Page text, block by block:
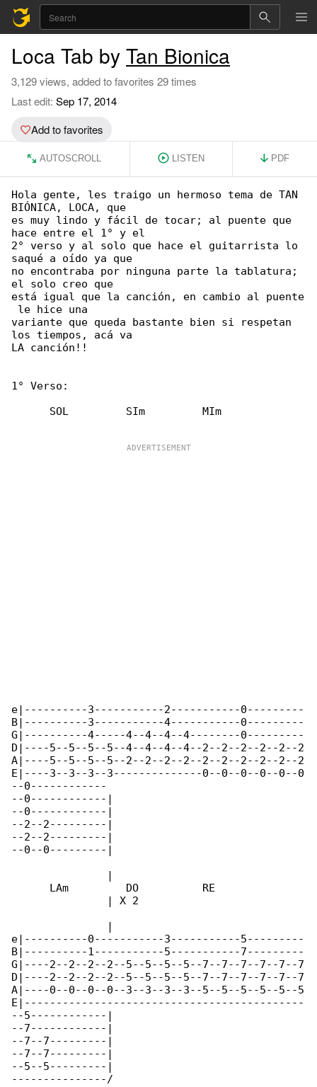
Loca Tab by Tan Bionica
3,129 views, added to favorites 29 times
Last edit: Sep 17, 2014
Add to favorites
AUTOSCROLL LISTEN PDF
Hola gente, les traigo un hermoso tema de TAN
BIÓNICA, LOCA, que
es muy lindo y fácil de tocar; al puente que
hace entre el 1° y el
2° verso y al solo que hace el guitarrista lo
saqué a oído ya que
no encontraba por ninguna parte la tablatura;
el solo creo que
está igual que la canción, en cambio al puente
le hice una
variante que queda bastante bien si respetan
los tiempos, acá va
LA canción!!
1° Verso:
      SOL         SIm         MIm
e|----------3-----------2-----------0---------
B|----------3-----------4-----------0---------
G|----------4-----4--4--4--4--------0---------
D|----5--5--5--5--4--4--4--4--2--2--2--2--2--2
A|----5--5--5--5--2--2--2--2--2--2--2--2--2--2
E|----3--3--3--3--------------0--0--0--0--0--0
--0------------
--0------------|
--0------------|
--2--2---------|
--2--2---------|
--0--0---------|
               |
      LAm         DO          RE
               | X 2
               |
e|----------0-----------3-----------5---------
B|----------1-----------5-----------7---------
G|----2--2--2--2--5--5--5--5--7--7--7--7--7--7
D|----2--2--2--2--5--5--5--5--7--7--7--7--7--7
A|----0--0--0--0--3--3--3--3--5--5--5--5--5--5
E|--------------------------------------------
--5------------|
--7------------|
--7--7---------|
--7--7---------|
--5--5---------|
---------------/